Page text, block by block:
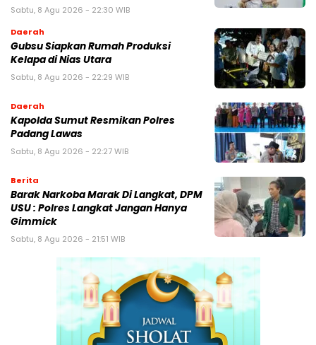
Sabtu, 8 Agu 2026 - 22:30 WIB
Daerah
Gubsu Siapkan Rumah Produksi
Kelapa di Nias Utara
Sabtu, 8 Agu 2026 - 22:29 WIB
Daerah
Kapolda Sumut Resmikan Polres
Padang Lawas
Sabtu, 8 Agu 2026 - 22:27 WIB
Berita
Barak Narkoba Marak Di Langkat, DPM
USU : Polres Langkat Jangan Hanya
Gimmick
Sabtu, 8 Agu 2026 - 21:51 WIB